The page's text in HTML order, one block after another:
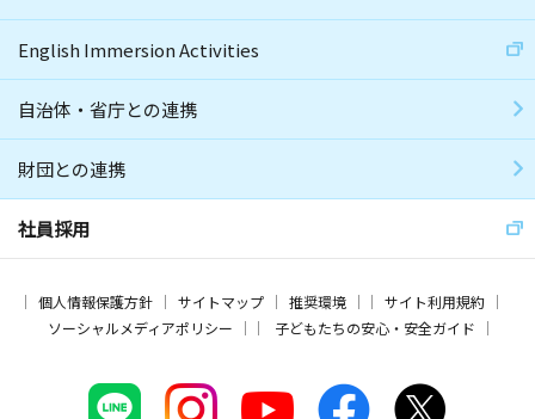
English Immersion Activities
自治体・省庁との連携
財団との連携
社員採用
個人情報保護方針 サイトマップ 推奨環境
サイト利用規約
ソーシャルメディアポリシー
子どもたちの安心・安全ガイド